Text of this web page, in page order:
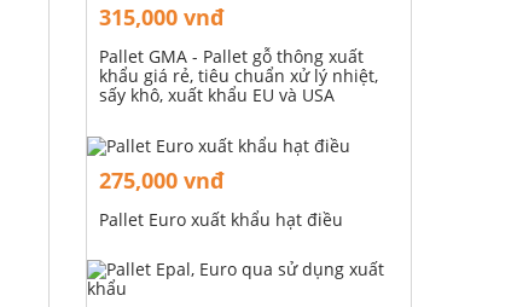
315,000 vnđ
Pallet GMA - Pallet gỗ thông xuất
khẩu giá rẻ, tiêu chuẩn xử lý nhiệt,
sấy khô, xuất khẩu EU và USA
275,000 vnđ
Pallet Euro xuất khẩu hạt điều